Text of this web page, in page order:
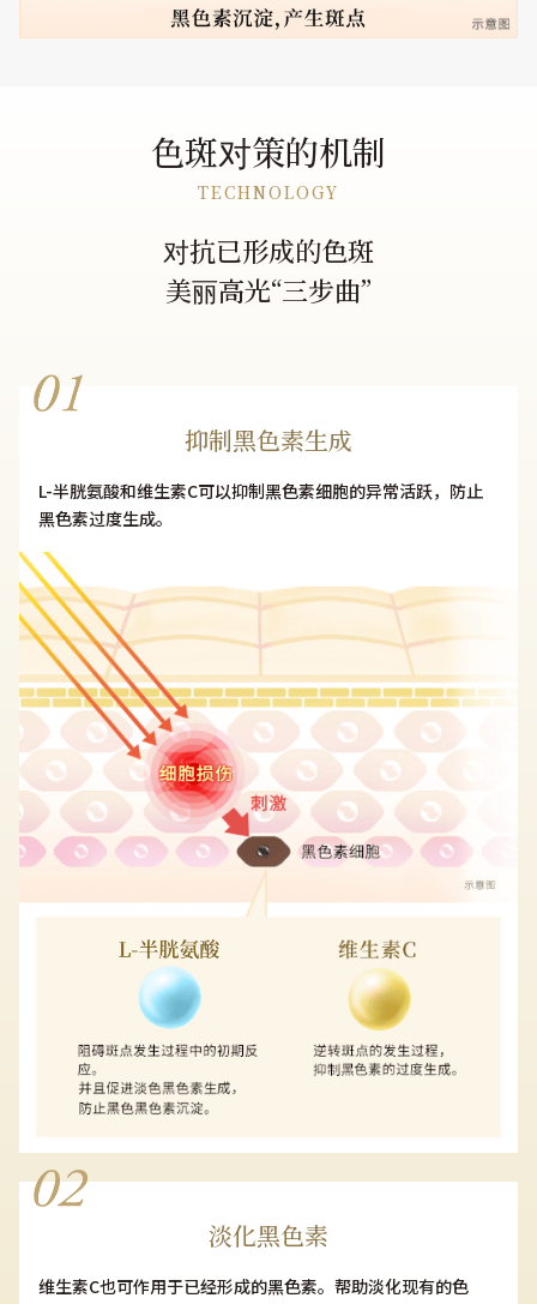
色斑对策的机制
TECHNOLOGY​
对抗已形成的色斑
美丽高光“三步曲”​
抑制黑色素生成
L-半胱氨酸和维生素C可以抑制黑色素细胞的异常活跃，防止
黑色素过度生成。
淡化黑色素
维生素C也可作用于已经形成的黑色素。帮助淡化现有的色